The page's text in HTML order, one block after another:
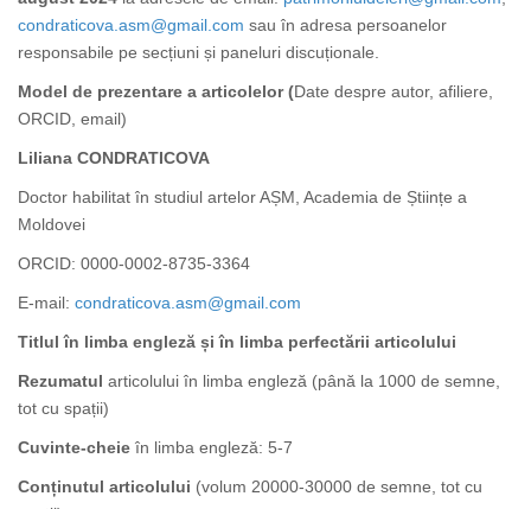
condraticova.asm@gmail.com sau în adresa persoanelor
responsabile pe secțiuni și paneluri discuționale.
Model de prezentare a articolelor (Date despre autor, afiliere,
ORCID, email)
Liliana CONDRATICOVA
Doctor habilitat în studiul artelor AȘM, Academia de Științe a
Moldovei
ORCID: 0000-0002-8735-3364
E-mail: condraticova.asm@gmail.com
Titlul în limba engleză și în limba perfectării articolului
Rezumatul articolului în limba engleză (până la 1000 de semne,
tot cu spații)
Cuvinte-cheie în limba engleză: 5-7
Conținutul articolului (volum 20000-30000 de semne, tot cu